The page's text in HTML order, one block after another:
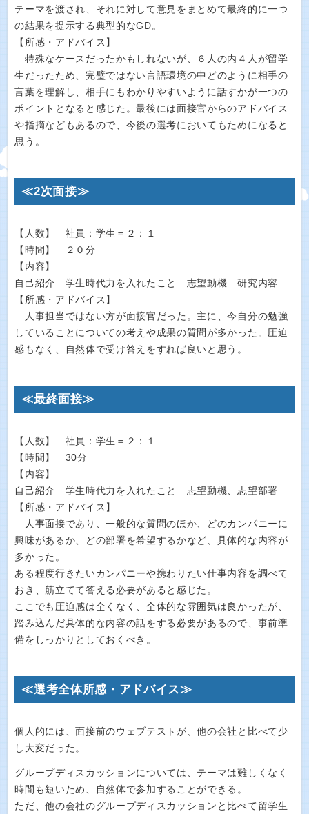
テーマを渡され、それに対して意見をまとめて最終的に一つ
の結果を提示する典型的なGD。
【所感・アドバイス】
特殊なケースだったかもしれないが、６人の内４人が留学
生だったため、完璧ではない言語環境の中どのように相手の
言葉を理解し、相手にもわかりやすいように話すかが一つの
ポイントとなると感じた。最後には面接官からのアドバイス
や指摘などもあるので、今後の選考においてもためになると
思う。
≪2次面接≫
【人数】 社員：学生＝２：１
【時間】 ２０分
【内容】
自己紹介 学生時代力を入れたこと 志望動機 研究内容
【所感・アドバイス】
人事担当ではない方が面接官だった。主に、今自分の勉強
していることについての考えや成果の質問が多かった。圧迫
感もなく、自然体で受け答えをすれば良いと思う。
≪最終面接≫
【人数】 社員：学生＝２：１
【時間】 30分
【内容】
自己紹介 学生時代力を入れたこと 志望動機、志望部署
【所感・アドバイス】
人事面接であり、一般的な質問のほか、どのカンパニーに
興味があるか、どの部署を希望するかなど、具体的な内容が
多かった。
ある程度行きたいカンパニーや携わりたい仕事内容を調べて
おき、筋立てて答える必要があると感じた。
ここでも圧迫感は全くなく、全体的な雰囲気は良かったが、
踏み込んだ具体的な内容の話をする必要があるので、事前準
備をしっかりとしておくべき。
≪選考全体所感・アドバイス≫
個人的には、面接前のウェブテストが、他の会社と比べて少
し大変だった。
グループディスカッションについては、テーマは難しくなく
時間も短いため、自然体で参加することができる。
ただ、他の会社のグループディスカッションと比べて留学生